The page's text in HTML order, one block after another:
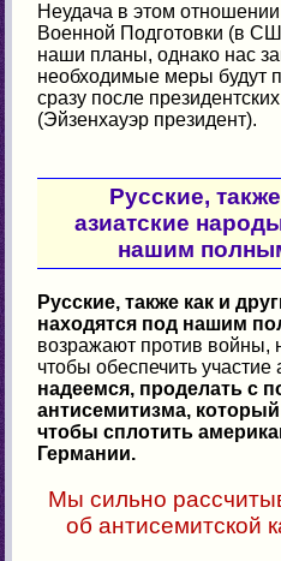
Неудача в этом
Военной Подготовки (в
наши планы, однако нас
необходимые меры будут
сразу после
(Эйзенхауэр президент).
Русские,
азиатские
нашим
Русские, также как и
находятся под нашим
возражают против
чтобы обеспечить
надеемся, проделать с
антисемитизма,
чтобы сплотить
Германии.
Мы сильно
об антисемитской